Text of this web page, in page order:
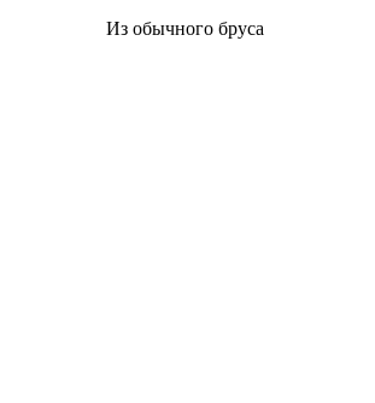
Из обычного бруса